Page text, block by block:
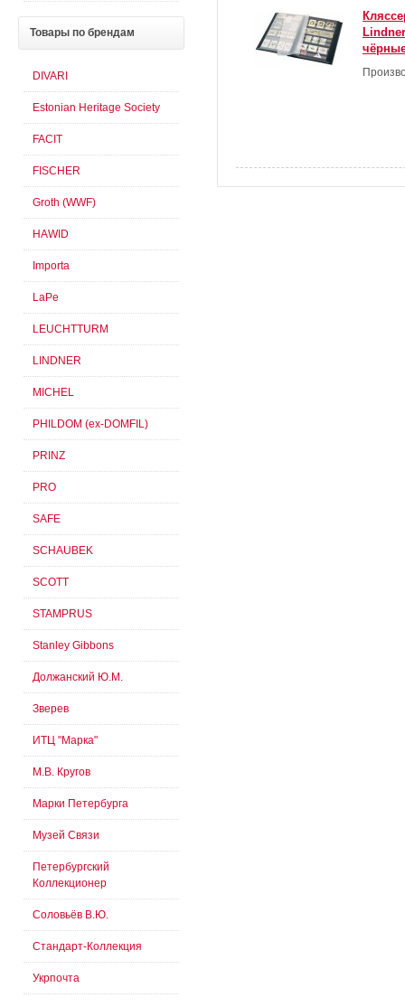
Товары по брендам
DIVARI
Estonian Heritage Society
FACIT
FISCHER
Groth (WWF)
HAWID
Importa
LaPe
LEUCHTTURM
LINDNER
MICHEL
PHILDOM (ex-DOMFIL)
PRINZ
PRO
SAFE
SCHAUBEK
SCOTT
STAMPRUS
Stanley Gibbons
Должанский Ю.М.
Зверев
ИТЦ "Марка"
М.В. Кругов
Марки Петербурга
Музей Связи
Петербургский
Коллекционер
Соловьёв В.Ю.
Стандарт-Коллекция
Укрпочта